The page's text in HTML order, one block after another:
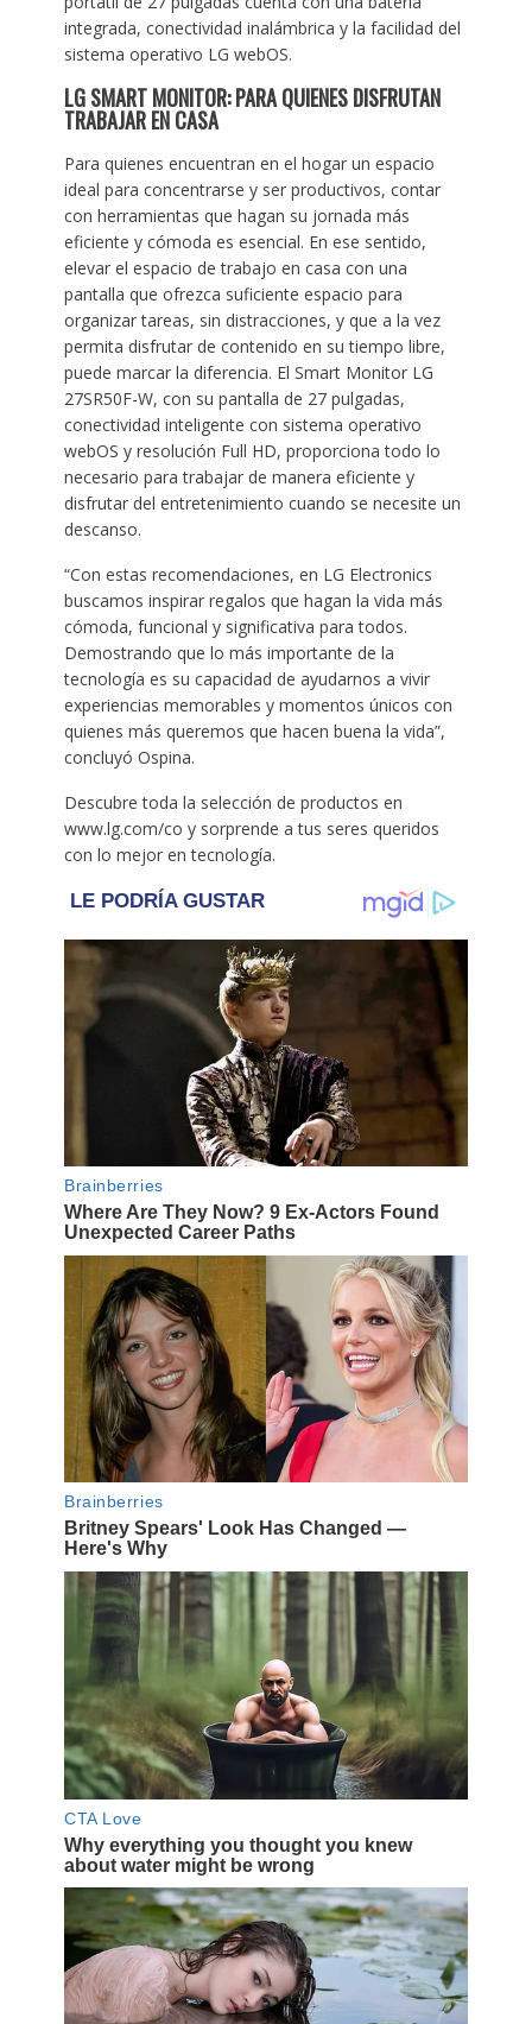
integrada, conectividad inalámbrica y la facilidad del
sistema operativo LG webOS.
LG SMART MONITOR: PARA QUIENES DISFRUTAN
TRABAJAR EN CASA
Para quienes encuentran en el hogar un espacio
ideal para concentrarse y ser productivos, contar
con herramientas que hagan su jornada más
eficiente y cómoda es esencial. En ese sentido,
elevar el espacio de trabajo en casa con una
pantalla que ofrezca suficiente espacio para
organizar tareas, sin distracciones, y que a la vez
permita disfrutar de contenido en su tiempo libre,
puede marcar la diferencia. El Smart Monitor LG
27SR50F-W, con su pantalla de 27 pulgadas,
conectividad inteligente con sistema operativo
webOS y resolución Full HD, proporciona todo lo
necesario para trabajar de manera eficiente y
disfrutar del entretenimiento cuando se necesite un
descanso.
“Con estas recomendaciones, en LG Electronics
buscamos inspirar regalos que hagan la vida más
cómoda, funcional y significativa para todos.
Demostrando que lo más importante de la
tecnología es su capacidad de ayudarnos a vivir
experiencias memorables y momentos únicos con
quienes más queremos que hacen buena la vida”,
concluyó Ospina.
Descubre toda la selección de productos en
www.lg.com/co y sorprende a tus seres queridos
con lo mejor en tecnología.